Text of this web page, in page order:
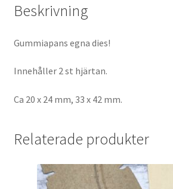
Beskrivning
Gummiapans egna dies!
Innehåller 2 st hjärtan.
Ca 20 x 24 mm, 33 x 42 mm.
Relaterade produkter